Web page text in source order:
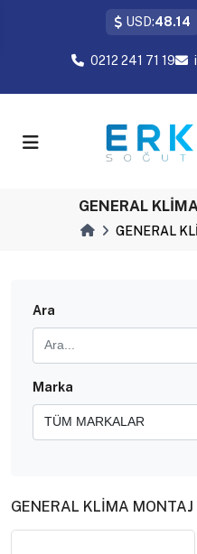
USD:48.14
0212 241 71 19
GENERAL
GENERAL
Ara
Marka
GENERAL KLİMA